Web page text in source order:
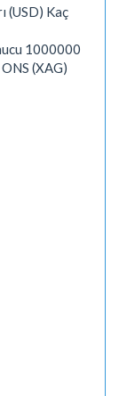
(USD) Kaç
1000000
(XAG)